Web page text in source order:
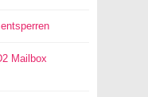
Mailbox